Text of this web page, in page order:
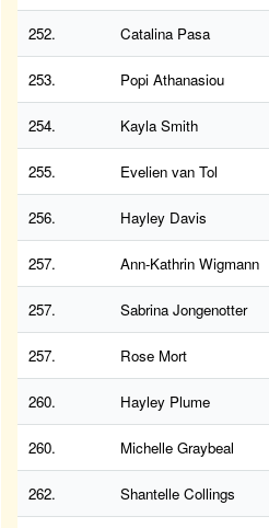
252. Catalina Pasa
253. Popi Athanasiou
254. Kayla Smith
255. Evelien van Tol
256. Hayley Davis
257. Ann-Kathrin Wigmann
257. Sabrina Jongenotter
257. Rose Mort
260. Hayley Plume
260. Michelle Graybeal
262. Shantelle Collings